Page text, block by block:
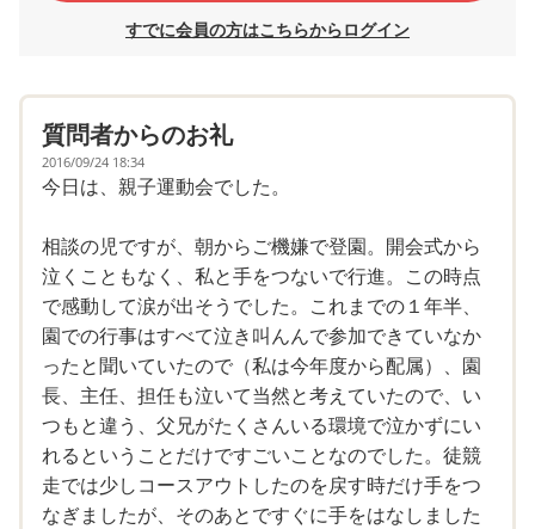
児のおかあさんと仲の良い方から「リズム体操によかった
らわたしが一緒にでます。園長先生もいいといっていまし
とより、できない部分が目に付いたのであろうことは予想
できますし、その子も、そのお母さんのことが好きなの
で、楽しく参加できるならいいのかもしれないと思います
が、もやもやしてしまいました。
この４月から、移動はあるきたくないので全て抱っこを求
めるのを自分の力で歩いて移動できるように。遊戯室など
では昨年までは中に入れない、あるいは保育士の膝かおん
ぶだったところから自分で座っていられる（途中、寝転ん
だんだりもたれたりしながらも）、給食では目の前にある
と手づかみで食べてしまう、あるいは立ち歩くか床に寝転
ぶところから、座って待てるようになりみんなといただき
ますができるようになりました。もちろん昨年度からの支
援の積み重ねでの成長です。
すでに会員の方はこちらからログイン
質問者からのお礼
2016/09/24 18:34
今日は、親子運動会でした。
相談の児ですが、朝からご機嫌で登園。開会式から
泣くこともなく、私と手をつないで行進。この時点
で感動して涙が出そうでした。これまでの１年半、
園での行事はすべて泣き叫んんで参加できていなか
ったと聞いていたので（私は今年度から配属）、園
長、主任、担任も泣いて当然と考えていたので、い
つもと違う、父兄がたくさんいる環境で泣かずにい
れるということだけですごいことなのでした。徒競
走では少しコースアウトしたのを戻す時だけ手をつ
なぎましたが、そのあとですぐに手をはなしました